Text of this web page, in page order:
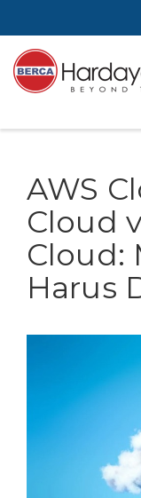
AWS
Cloud
Cloud:
Harus